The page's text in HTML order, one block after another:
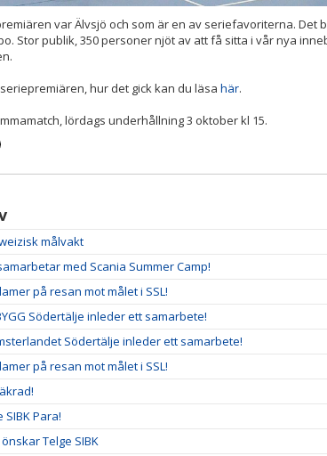
var Älvsjö och som är en av seriefavoriterna. Det
Stor publik, 350 personer njöt av att få sitta i vår nya
hur det gick kan du läsa här.
lördags underhållning 3 oktober kl 15.
målvakt
med Scania Summer Camp!
på resan mot målet i SSL!
Södertälje inleder ett samarbete!
Södertälje inleder ett samarbete!
på resan mot målet i SSL!
SIBK Para!
Telge SIBK